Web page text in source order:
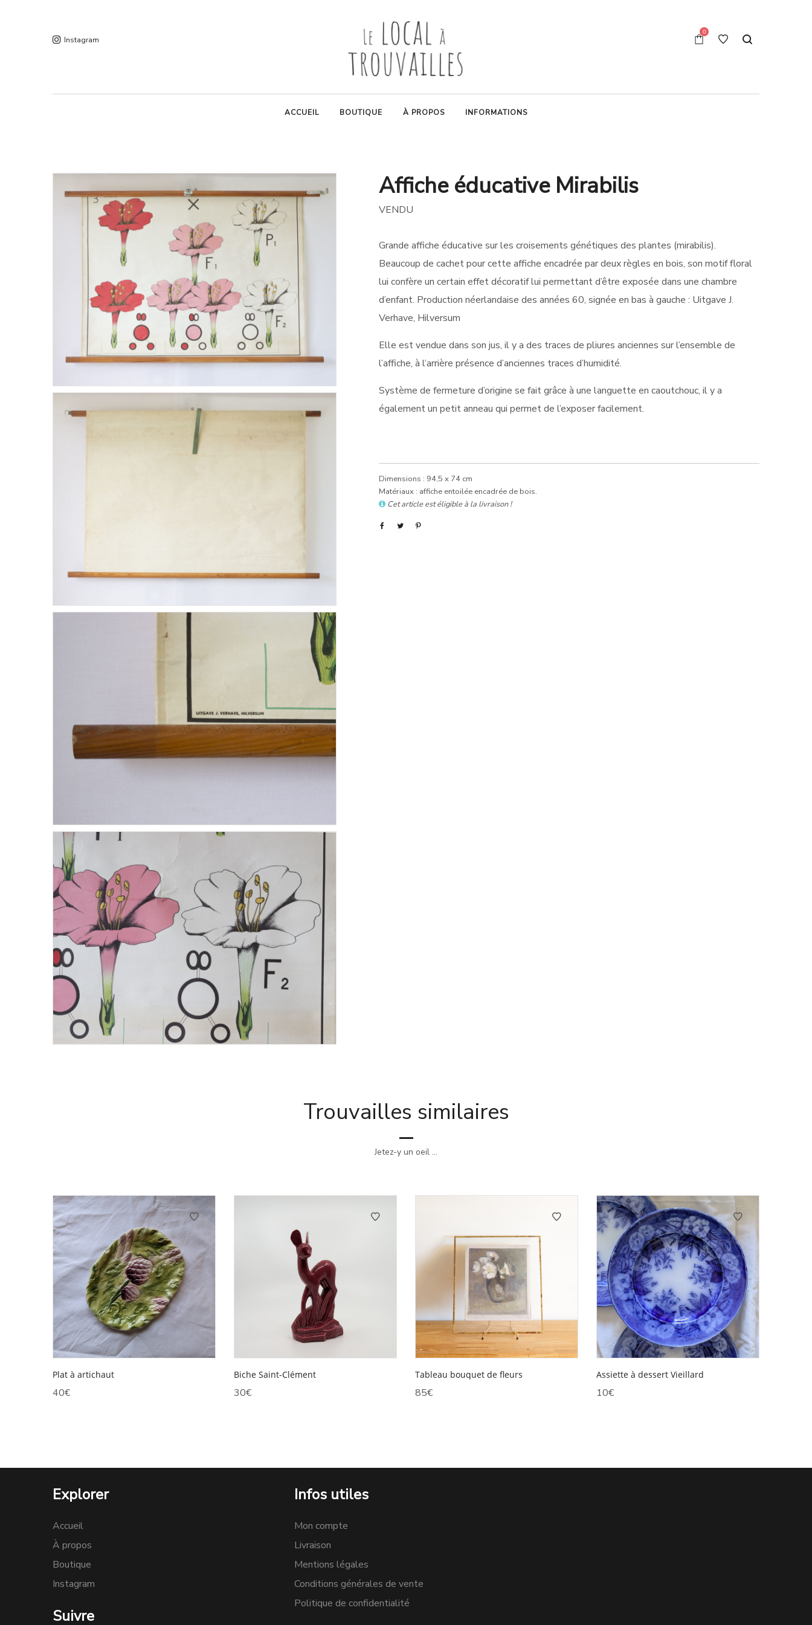
Instagram
0
ACCUEIL BOUTIQUE À PROPOS INFORMATIONS
Affiche éducative Mirabilis
VENDU
Grande affiche éducative sur les croisements génétiques des plantes (mirabilis).
Beaucoup de cachet pour cette affiche encadrée par deux règles en bois, son motif floral
lui confère un certain effet décoratif lui permettant d’être exposée dans une chambre
d’enfant. Production néerlandaise des années 60, signée en bas à gauche : Uitgave J.
Verhave, Hilversum
Elle est vendue dans son jus, il y a des traces de pliures anciennes sur l’ensemble de
l’affiche, à l’arrière présence d’anciennes traces d’humidité.
Système de fermeture d’origine se fait grâce à une languette en caoutchouc, il y a
également un petit anneau qui permet de l’exposer facilement.
Dimensions : 94,5 x 74 cm
Matériaux : affiche entoilée encadrée de bois.
Cet article est éligible à la livraison !
Trouvailles similaires
Jetez-y un oeil ...
Plat à artichaut
40€
Biche Saint-Clément
30€
Tableau bouquet de fleurs
85€
Assiette à dessert Vieillard
10€
Explorer
Accueil
À propos
Boutique
Instagram
Suivre
Infos utiles
Mon compte
Livraison
Mentions légales
Conditions générales de vente
Politique de confidentialité